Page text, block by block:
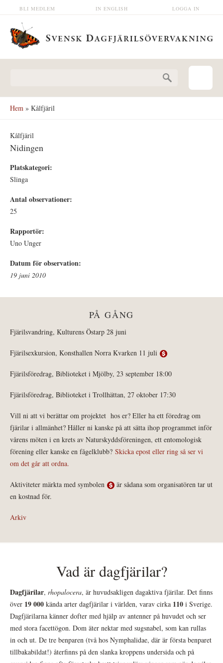
Hoppa till huvudinnehåll LOGGA IN
IN ENGLISH
BLI MEDLEM
Hem » Kålfjäril
Kålfjäril
Nidingen
Platskategori:
Slinga
Antal observationer:
25
Rapportör:
Uno Unger
Datum för observation:
19 juni 2010
PÅ GÅNG
Fjärilsvandring, Kulturens Östarp 28 juni
Fjärilsexkursion, Konsthallen Norra Kvarken 11 juli
Fjärilsföredrag, Biblioteket i Mjölby, 23 september 18:00
Fjärilsföredrag, Biblioteket i Trollhättan, 27 oktober 17:30
Vill ni att vi berättar om projektet hos er? Eller ha ett föredrag om
fjärilar i allmänhet? Håller ni kanske på att sätta ihop programmet inför
vårens möten i en krets av Naturskyddsföreningen, ett entomologisk
förening eller kanske en fågelklubb? Skicka epost eller ring så ser vi
om det går att ordna.
Aktiviteter märkta med symbolen
är sådana som organisatören tar ut
en kostnad för.
Arkiv
Vad är dagfjärilar?
Dagfjärilar, rhopalocera, är huvudsakligen dagaktiva fjärilar. Det finns
över 19 000 kända arter dagfjärilar i världen, varav cirka 110 i Sverige.
Dagfjärilarna känner dofter med hjälp av antenner på huvudet och ser
med stora facettögon. Dom äter nektar med sugsnabel, som kan rullas
in och ut. De tre benparen (två hos Nymphalidae, där är första benparet
tillbakabildat!) återfinns på den slanka kroppens undersida och på